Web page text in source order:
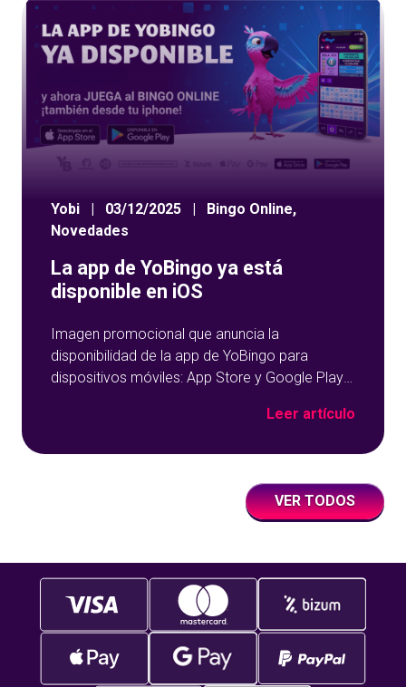
Yobi 03/12/2025 Bingo Online,
Novedades
La app de YoBingo ya está
disponible en iOS
Imagen promocional que anuncia la
disponibilidad de la app de YoBingo para
dispositivos móviles: App Store y Google Play
Leer artículo
VER TODOS